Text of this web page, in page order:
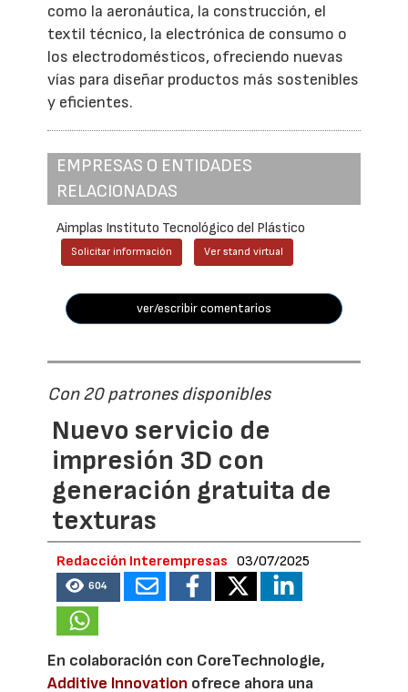
como la aeronáutica, la construcción, el
textil técnico, la electrónica de consumo o
los electrodomésticos, ofreciendo nuevas
vías para diseñar productos más sostenibles
y eficientes.
EMPRESAS O ENTIDADES
RELACIONADAS
Aimplas Instituto Tecnológico del Plástico
Solicitar información Ver stand virtual
ver/escribir comentarios
Con 20 patrones disponibles
Nuevo servicio de
impresión 3D con
generación gratuita de
texturas
Redacción Interempresas 03/07/2025
604
En colaboración con CoreTechnologie,
Additive Innovation ofrece ahora una